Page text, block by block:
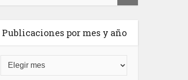
Publicaciones por mes y año